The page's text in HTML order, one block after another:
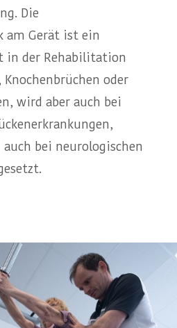
Die
am Gerät ist ein
in der Rehabilitation
oder
wird aber auch bei
bei neurologischen